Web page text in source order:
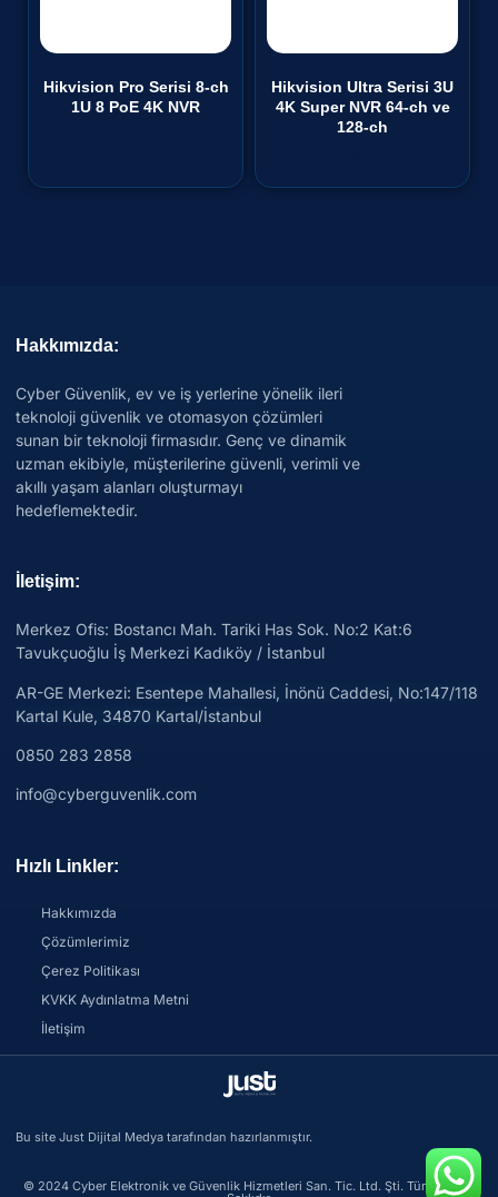
Hikvision Pro Serisi 8-ch
1U 8 PoE 4K NVR
Hikvision Ultra Serisi 3U
4K Super NVR 64-ch ve
128-ch
Hakkımızda:
Cyber Güvenlik, ev ve iş yerlerine yönelik ileri
teknoloji güvenlik ve otomasyon çözümleri
sunan bir teknoloji firmasıdır. Genç ve dinamik
uzman ekibiyle, müşterilerine güvenli, verimli ve
akıllı yaşam alanları oluşturmayı
hedeflemektedir.
İletişim:
Merkez Ofis: Bostancı Mah. Tariki Has Sok. No:2 Kat:6
Tavukçuoğlu İş Merkezi Kadıköy / İstanbul
AR-GE Merkezi: Esentepe Mahallesi, İnönü Caddesi, No:147/118
Kartal Kule, 34870 Kartal/İstanbul
0850 283 2858
info@cyberguvenlik.com
Hızlı Linkler:
Hakkımızda
Çözümlerimiz
Çerez Politikası
KVKK Aydınlatma Metni
İletişim
Bu site Just Dijital Medya tarafından hazırlanmıştır.
© 2024 Cyber Elektronik ve Güvenlik Hizmetleri San. Tic. Ltd. Şti. Tüm Hakları